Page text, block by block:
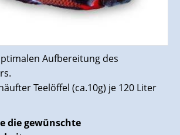
Aufbereitung des
Teelöffel (ca.10g) je 120 Liter
die gewünschte